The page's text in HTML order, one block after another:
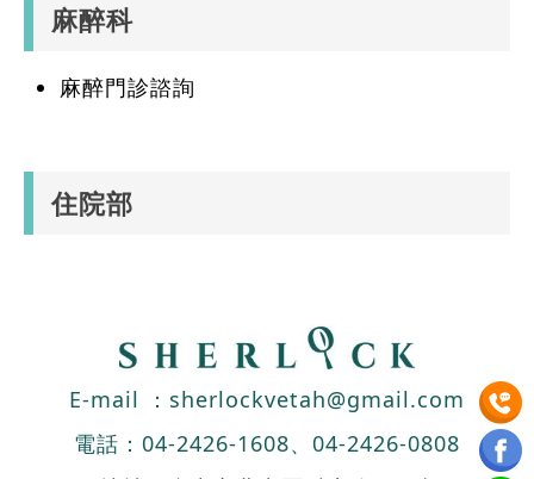
麻醉科
麻醉門診諮詢
住院部
E-mail ： sherlockvetah@gmail.com
電話： 04-2426-1608、 04-2426-0808